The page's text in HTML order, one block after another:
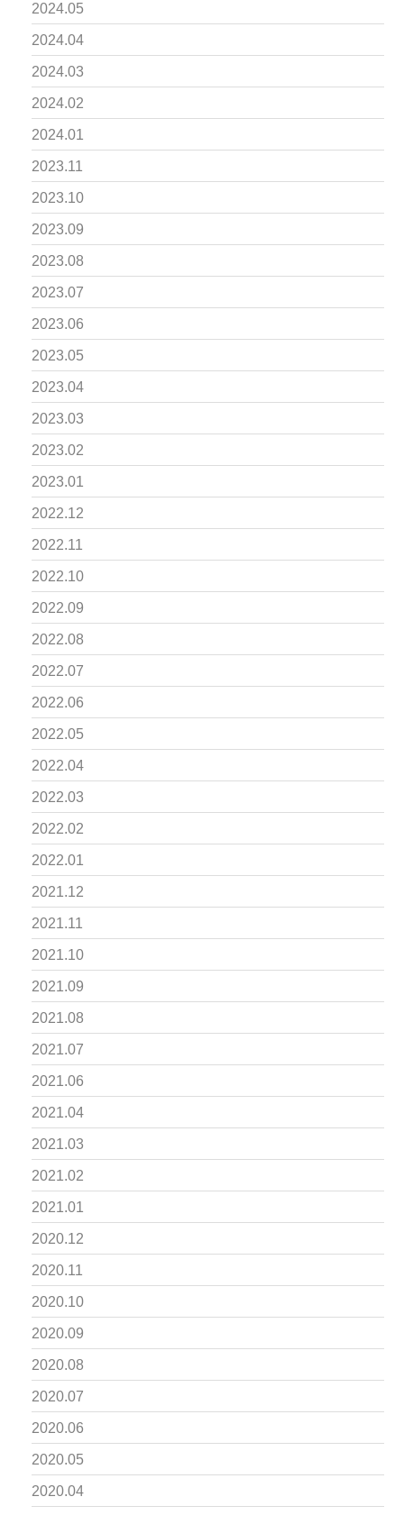
2024.05
2024.04
2024.03
2024.02
2024.01
2023.11
2023.10
2023.09
2023.08
2023.07
2023.06
2023.05
2023.04
2023.03
2023.02
2023.01
2022.12
2022.11
2022.10
2022.09
2022.08
2022.07
2022.06
2022.05
2022.04
2022.03
2022.02
2022.01
2021.12
2021.11
2021.10
2021.09
2021.08
2021.07
2021.06
2021.04
2021.03
2021.02
2021.01
2020.12
2020.11
2020.10
2020.09
2020.08
2020.07
2020.06
2020.05
2020.04